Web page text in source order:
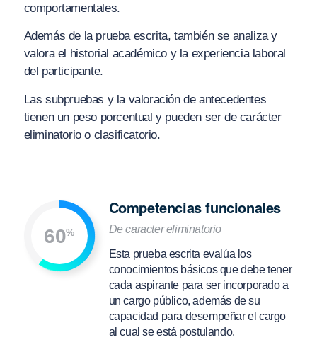
comportamentales.
Además de la prueba escrita, también se analiza y
valora el historial académico y la experiencia laboral
del participante.
Las subpruebas y la valoración de antecedentes
tienen un peso porcentual y pueden ser de carácter
eliminatorio o clasificatorio.
60%
Competencias funcionales
De caractereliminatorio
Esta prueba escrita evalúa los
conocimientos básicos que debe tener
cada aspirante para ser incorporado a
un cargo público, además de su
capacidad para desempeñar el cargo
al cual se está postulando.